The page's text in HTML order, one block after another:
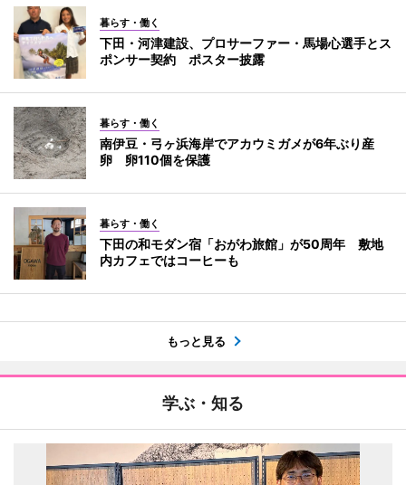
暮らす・働く
下田・河津建設、プロサーファー・馬場心選手とス
ポンサー契約 ポスター披露
暮らす・働く
南伊豆・弓ヶ浜海岸でアカウミガメが6年ぶり産
卵 卵110個を保護
暮らす・働く
下田の和モダン宿「おがわ旅館」が50周年 敷地
内カフェではコーヒーも
もっと見る
学ぶ・知る